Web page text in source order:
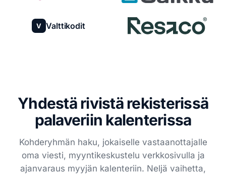
V Valttikodit
Yhdestä rivistä rekisterissä
palaveriin kalenterissa
Kohderyhmän haku, jokaiselle vastaanottajalle
oma viesti, myyntikeskustelu verkkosivulla ja
ajanvaraus myyjän kalenteriin. Neljä vaihetta,